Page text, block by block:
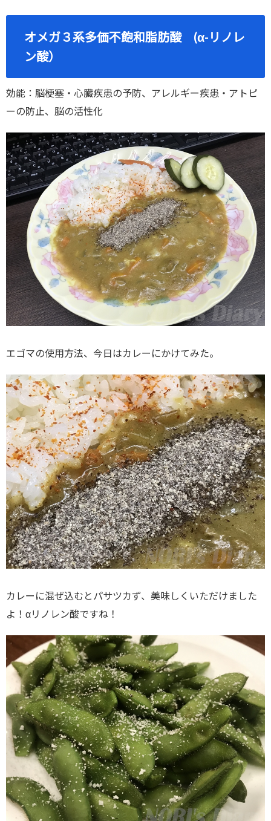
オメガ３系多価不飽和脂肪酸 (α-リノレ
ン酸）
効能：脳梗塞・心臓疾患の予防、アレルギー疾患・アトピ
ーの防止、脳の活性化
エゴマの使用方法、今日はカレーにかけてみた。
カレーに混ぜ込むとパサツカず、美味しくいただけました
よ！αリノレン酸ですね！